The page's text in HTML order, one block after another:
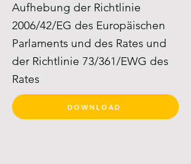
Aufhebung der Richtlinie
2006/42/EG des Europäischen
Parlaments und des Rates und
der Richtlinie 73/361/EWG des
Rates
DOWNLOAD